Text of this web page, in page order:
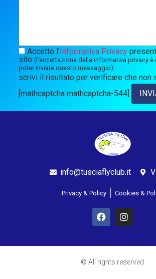
Accetto l'Informativa Privacy
sito(l'accettazione della informativa privacy
poter inviare questo messaggio)
scrivi il risultato per verificare che non
[mathcaptcha mathcaptcha-544]
info@tusciaflyclub.it
Privacy & Policy Cookies &
© All rights reserved